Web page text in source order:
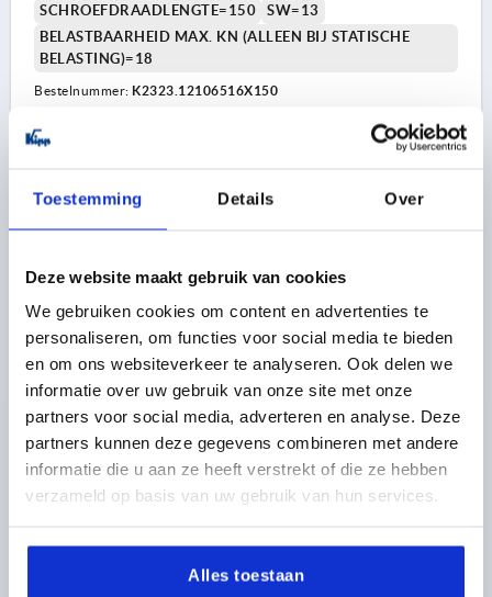
Toestemming Details Over
Deze website maakt gebruik van cookies
We gebruiken cookies om content en advertenties te
personaliseren, om functies voor social media te bieden
en om ons websiteverkeer te analyseren. Ook delen we
informatie over uw gebruik van onze site met onze
partners voor social media, adverteren en analyse. Deze
partners kunnen deze gegevens combineren met andere
informatie die u aan ze heeft verstrekt of die ze hebben
verzameld op basis van uw gebruik van hun services.
Alles toestaan
SCHROEFDRAADLENGTE=150
SW=13
BELASTBAARHEID MAX. KN (ALLEEN BIJ STATISCHE
BELASTING)=18
Bestelnummer: K2323.12106516X150
11,46 €
STELVOET, VORM:A M16X200, D=65, POLYAMIDE
BLAUW RAL5005, BEST:RVS
SCHOTELDIAMETER=65
SCHROEFDRAAD=M16
SCHROEFDRAADLENGTE=200
SW=13
BELASTBAARHEID MAX. KN (ALLEEN BIJ STATISCHE